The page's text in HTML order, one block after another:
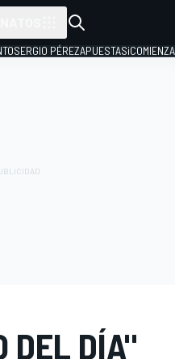
SERGIO PÉREZAPUESTAS
DEL DÍA"